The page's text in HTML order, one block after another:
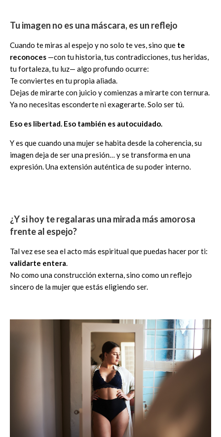
Tu imagen no es una máscara, es un reflejo
Cuando te miras al espejo y no solo te ves, sino que te
reconoces —con tu historia, tus contradicciones, tus heridas,
tu fortaleza, tu luz— algo profundo ocurre:
Te conviertes en tu propia aliada.
Dejas de mirarte con juicio y comienzas a mirarte con ternura.
Ya no necesitas esconderte ni exagerarte. Solo ser tú.
Eso es libertad. Eso también es autocuidado.
Y es que cuando una mujer se habita desde la coherencia, su
imagen deja de ser una presión… y se transforma en una
expresión. Una extensión auténtica de su poder interno.
¿Y si hoy te regalaras una mirada más amorosa
frente al espejo?
Tal vez ese sea el acto más espiritual que puedas hacer por ti:
validarte entera.
No como una construcción externa, sino como un reflejo
sincero de la mujer que estás eligiendo ser.